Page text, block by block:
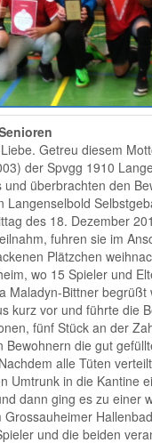
Getreu diesem
der Spvgg 1910
überbrachten den
Langenselbold
des 18. Dezember
fuhren sie im
Plätzchen
wo 15 Spieler und
Maladyn-Bittner begrüßt
kurz vor und führte die
fünf Stück an der
die gut
alle Tüten
Umtrunk in die Kantine
dann ging es zu einer
und die beiden